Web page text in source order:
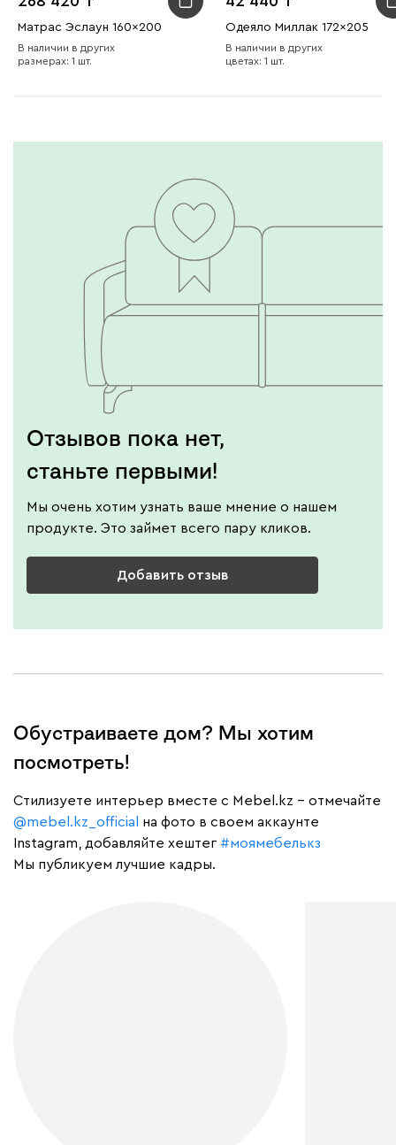
Матрас Эслаун 160x200
В наличии в других
размерах: 1 шт.
Одеяло Миллак 172x205
В наличии в других
цветах: 1 шт.
Отзывов пока нет,
станьте первыми!
Мы очень хотим узнать ваше мнение о нашем
продукте. Это займет всего пару кликов.
Добавить отзыв
Обустраиваете дом? Мы хотим
посмотреть!
Cтилизуете интерьер вместе с Mebel.kz – отмечайте
@mebel.kz_official
на фото в своем аккаунте
Instagram, добавляйте хештег #моямебелькз
Мы публикуем лучшие кадры.